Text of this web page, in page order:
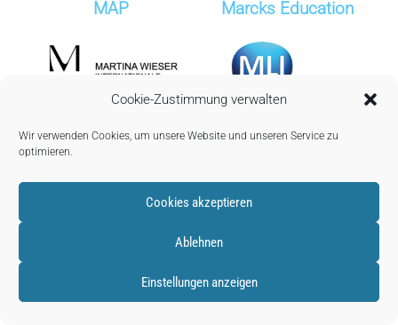
Cookie-Zustimmung verwalten
Wir verwenden Cookies, um unsere Website und unseren Service zu
optimieren.
Cookies akzeptieren
Ablehnen
Einstellungen anzeigen
MAP Marcks Education
Martina Wieser
Internationale
MLI International
Mohrenschildt
Education